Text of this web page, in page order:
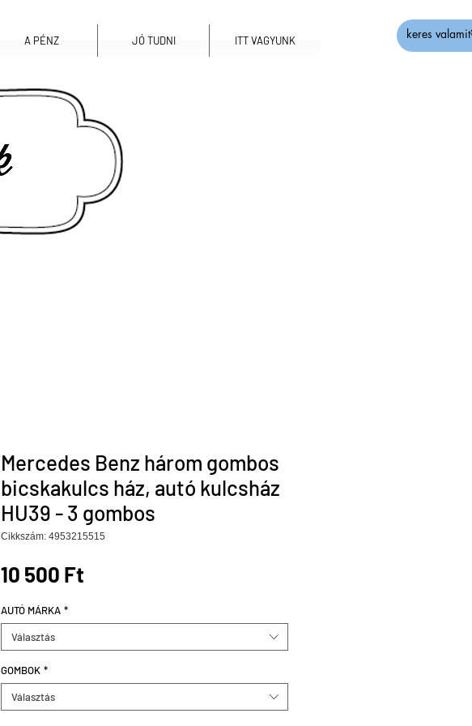
A PÉNZ JÓ TUDNI ITT VAGYUNK
Mercedes Benz három gombos
bicskakulcs ház, autó kulcsház
HU39 - 3 gombos
Cikkszám: 4953215515
10 500 Ft
AUTÓ MÁRKA *
Választás
GOMBOK *
Választás